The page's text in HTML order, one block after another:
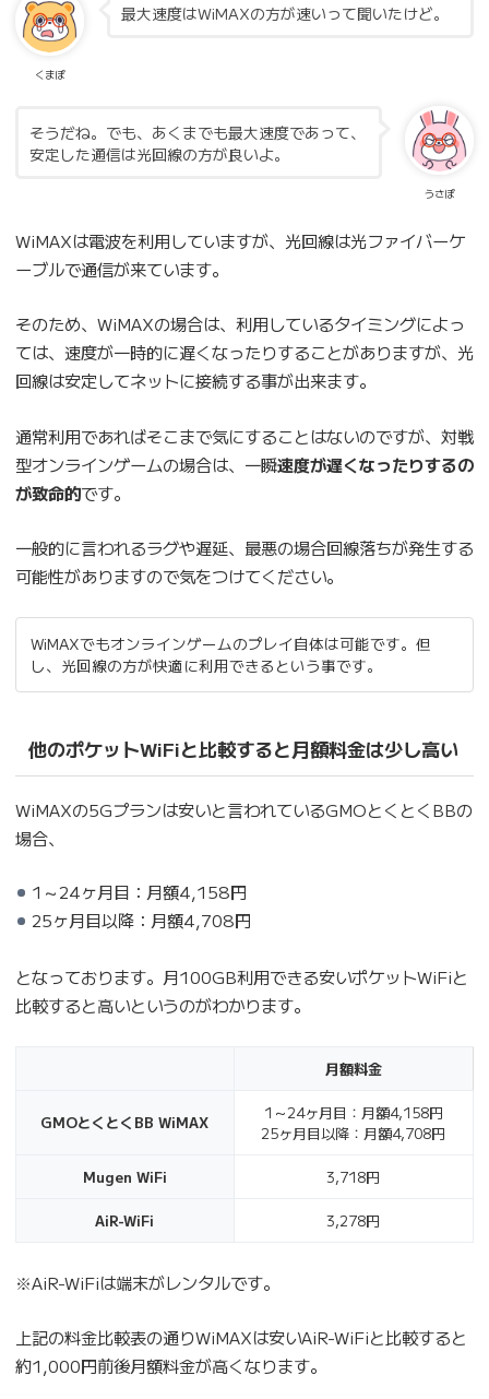
くまぽ
最大速度はWiMAXの方が速いって聞いたけど。
うさぽ
そうだね。でも、あくまでも最大速度であって、
安定した通信は光回線の方が良いよ。
WiMAXは電波を利用していますが、光回線は光ファイバーケ
ーブルで通信が来ています。
そのため、WiMAXの場合は、利用しているタイミングによっ
ては、速度が一時的に遅くなったりすることがありますが、光
回線は安定してネットに接続する事が出来ます。
通常利用であればそこまで気にすることはないのですが、対戦
型オンラインゲームの場合は、一瞬速度が遅くなったりするの
が致命的です。
一般的に言われるラグや遅延、最悪の場合回線落ちが発生する
可能性がありますので気をつけてください。
WiMAXでもオンラインゲームのプレイ自体は可能です。但
し、光回線の方が快適に利用できるという事です。
他のポケットWiFiと比較すると月額料金は少し高い
WiMAXの5Gプランは安いと言われているGMOとくとくBBの
場合、
1～24ヶ月目：月額4,158円
25ヶ月目以降：月額4,708円
となっております。月100GB利用できる安いポケットWiFiと
比較すると高いというのがわかります。
月額料金
GMOとくとくBB WiMAX
1～24ヶ月目：月額4,158円
25ヶ月目以降：月額4,708円
Mugen WiFi 3,718円
AiR-WiFi 3,278円
※AiR-WiFiは端末がレンタルです。
上記の料金比較表の通りWiMAXは安いAiR-WiFiと比較すると
約1,000円前後月額料金が高くなります。